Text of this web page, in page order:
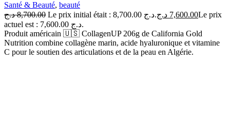
Santé & Beauté, beauté
8,700.00 د.ج Le prix initial était : 8,700.00 د.ج. 7,600.00 د.ج
Le prix
actuel est : 7,600.00 د.ج.
Produit américain 🇺🇸 CollagenUP 206g de California Gold
Nutrition combine collagène marin, acide hyaluronique et vitamine
C pour le soutien des articulations et de la peau en Algérie.